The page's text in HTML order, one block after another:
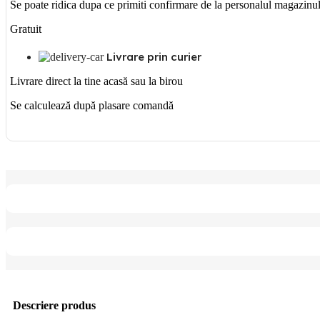
Se poate ridica dupa ce primiti confirmare de la personalul
Gratuit
Livrare prin curier
Livrare direct la tine acasă sau la birou
Se calculează după plasare comandă
Descriere produs